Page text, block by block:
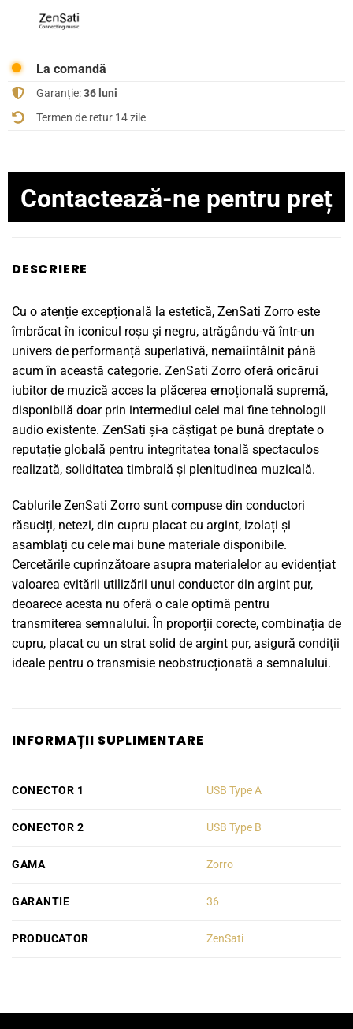
La comandă
Garanție:36 luni
Termen de retur 14 zile
Contactează-ne pentru preț
DESCRIERE
Cu o atenție excepțională la estetică, ZenSati Zorro este
îmbrăcat în iconicul roșu și negru, atrăgându-vă într-un
univers de performanță superlativă, nemaiîntâlnit până
acum în această categorie. ZenSati Zorro oferă oricărui
iubitor de muzică acces la plăcerea emoțională supremă,
disponibilă doar prin intermediul celei mai fine tehnologii
audio existente. ZenSati și-a câștigat pe bună dreptate o
reputație globală pentru integritatea tonală spectaculos
realizată, soliditatea timbrală și plenitudinea muzicală.
Cablurile ZenSati Zorro sunt compuse din conductori
răsuciți, netezi, din cupru placat cu argint, izolați și
asamblați cu cele mai bune materiale disponibile.
Cercetările cuprinzătoare asupra materialelor au evidențiat
valoarea evitării utilizării unui conductor din argint pur,
deoarece acesta nu oferă o cale optimă pentru
transmiterea semnalului. În proporții corecte, combinația de
cupru, placat cu un strat solid de argint pur, asigură condiții
ideale pentru o transmisie neobstrucționată a semnalului.
INFORMAȚII SUPLIMENTARE
CONECTOR 1 USB Type A
CONECTOR 2 USB Type B
GAMA Zorro
GARANTIE 36
PRODUCATOR ZenSati